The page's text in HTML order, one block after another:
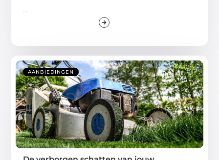
...
AANBIEDINGEN